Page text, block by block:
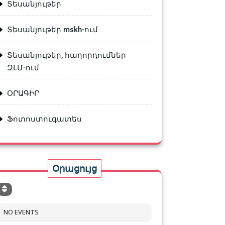
Տեսանյութեր
Տեսանյութեր mskh-ում
Տեսանյութեր, հաղորդումներ
ԶԼՄ-ում
ՕՐԱԳԻՐ
Ֆոտոստուգատես
Օրացույց
NO EVENTS